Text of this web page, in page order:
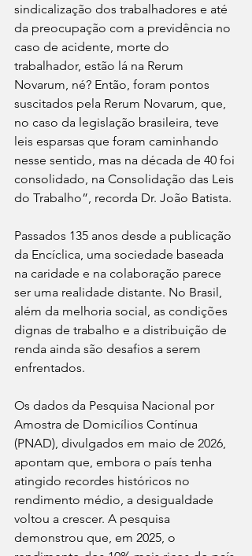
sindicalização dos trabalhadores e até
da preocupação com a previdência no
caso de acidente, morte do
trabalhador, estão lá na Rerum
Novarum, né? Então, foram pontos
suscitados pela Rerum Novarum, que,
no caso da legislação brasileira, teve
leis esparsas que foram caminhando
nesse sentido, mas na década de 40 foi
consolidado, na Consolidação das Leis
do Trabalho”, recorda Dr. João Batista.
Passados 135 anos desde a publicação
da Encíclica, uma sociedade baseada
na caridade e na colaboração parece
ser uma realidade distante. No Brasil,
além da melhoria social, as condições
dignas de trabalho e a distribuição de
renda ainda são desafios a serem
enfrentados.
Os dados da Pesquisa Nacional por
Amostra de Domicílios Contínua
(PNAD), divulgados em maio de 2026,
apontam que, embora o país tenha
atingido recordes históricos no
rendimento médio, a desigualdade
voltou a crescer. A pesquisa
demonstrou que, em 2025, o